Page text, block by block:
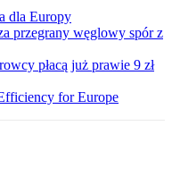
dla Europy
przegrany węglowy spór z
płacą już prawie 9 zł
for Europe